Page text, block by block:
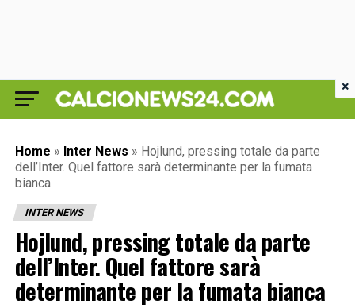
Home » Inter News » Hojlund, pressing totale da parte
dell’Inter. Quel fattore sarà determinante per la fumata
bianca
INTER NEWS
Hojlund, pressing totale da parte
dell’Inter. Quel fattore sarà
determinante per la fumata bianca
×